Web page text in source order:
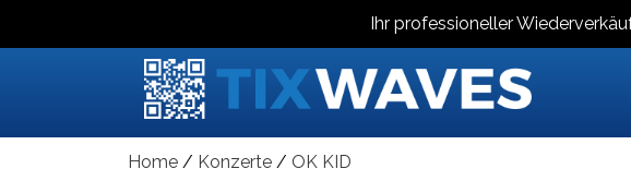
Ihr professioneller
Home Konzerte OK KID